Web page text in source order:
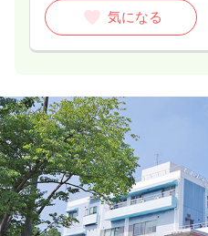
気になる